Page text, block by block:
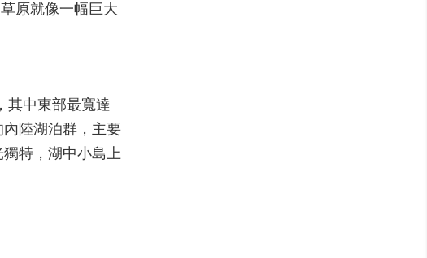
原就像一幅巨大
其中東部最寬達
陸湖泊群，主要
特，湖中小島上